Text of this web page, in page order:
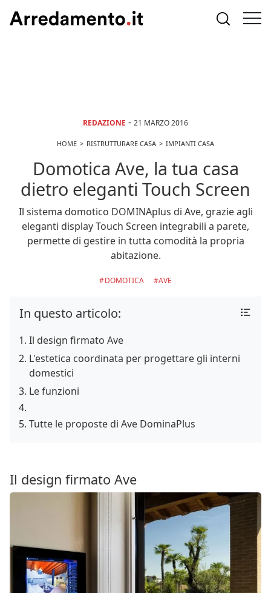
REDAZIONE - 21 MARZO 2016
HOME RISTRUTTURARE CASA IMPIANTI CASA
Domotica Ave, la tua casa
dietro eleganti Touch Screen
Il sistema domotico DOMINAplus di Ave, grazie agli
eleganti display Touch Screen integrabili a parete,
permette di gestire in tutta comodità la propria
abitazione.
DOMOTICA AVE
In questo articolo:
Il design firmato Ave
L'estetica coordinata per progettare gli interni
domestici
Le funzioni
Tutte le proposte di Ave DominaPlus
Il design firmato Ave